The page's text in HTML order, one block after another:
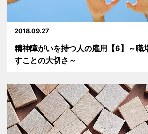
2018.09.27
精神障がいを持つ人の雇用【6】～職
すことの大切さ～